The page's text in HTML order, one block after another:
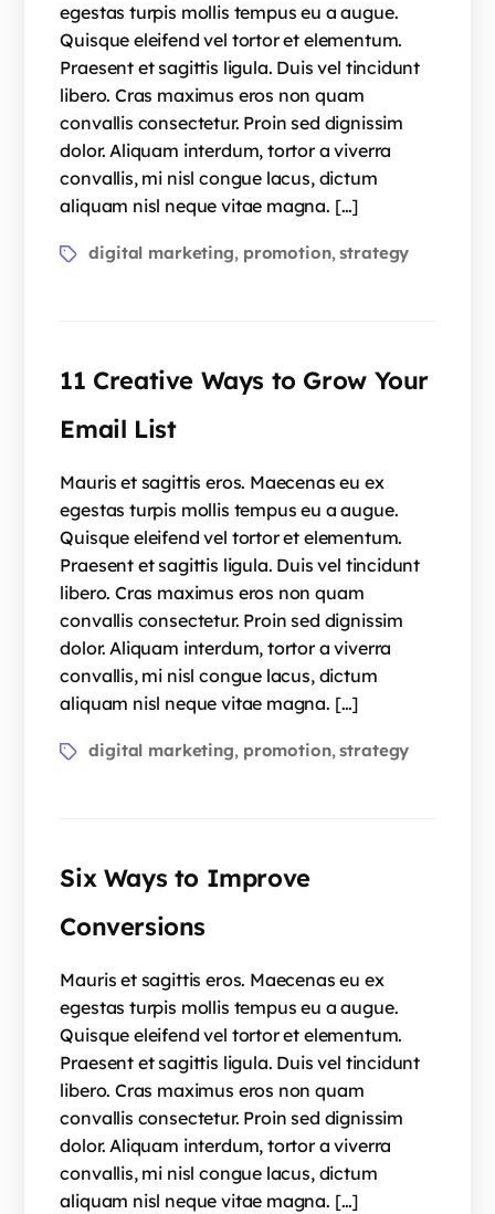
egestas turpis mollis tempus eu a augue.
Quisque eleifend vel tortor et elementum.
Praesent et sagittis ligula. Duis vel tincidunt
libero. Cras maximus eros non quam
convallis consectetur. Proin sed dignissim
dolor. Aliquam interdum, tortor a viverra
convallis, mi nisl congue lacus, dictum
aliquam nisl neque vitae magna. […]
digital marketing, promotion,strategy
11 Creative Ways to Grow Your
Email List
Mauris et sagittis eros. Maecenas eu ex
egestas turpis mollis tempus eu a augue.
Quisque eleifend vel tortor et elementum.
Praesent et sagittis ligula. Duis vel tincidunt
libero. Cras maximus eros non quam
convallis consectetur. Proin sed dignissim
dolor. Aliquam interdum, tortor a viverra
convallis, mi nisl congue lacus, dictum
aliquam nisl neque vitae magna. […]
digital marketing, promotion,strategy
Six Ways to Improve
Conversions
Mauris et sagittis eros. Maecenas eu ex
egestas turpis mollis tempus eu a augue.
Quisque eleifend vel tortor et elementum.
Praesent et sagittis ligula. Duis vel tincidunt
libero. Cras maximus eros non quam
convallis consectetur. Proin sed dignissim
dolor. Aliquam interdum, tortor a viverra
convallis, mi nisl congue lacus, dictum
aliquam nisl neque vitae magna. […]